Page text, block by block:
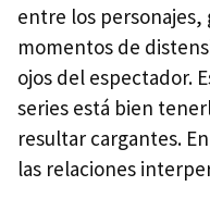
entre los personajes,
momentos de
ojos del espectador.
series está bien
resultar cargantes.
las relaciones